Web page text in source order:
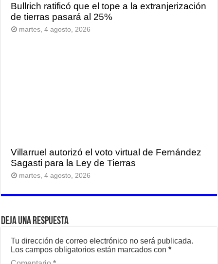
Bullrich ratificó que el tope a la extranjerización
de tierras pasará al 25%
martes, 4 agosto, 2026
Villarruel autorizó el voto virtual de Fernández
Sagasti para la Ley de Tierras
martes, 4 agosto, 2026
Deja una respuesta
Tu dirección de correo electrónico no será publicada.
Los campos obligatorios están marcados con*